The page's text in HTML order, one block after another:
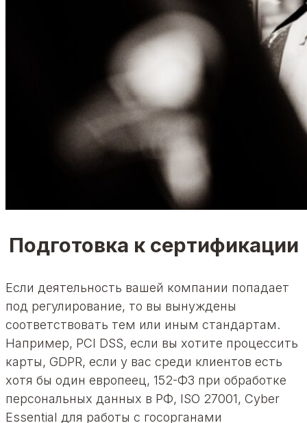
Подготовка к сертификации
Если деятельность вашей компании попадает
под регулирование, то вы вынуждены
соответствовать тем или иным стандартам.
Например, PCI DSS, если вы хотите процессить
карты, GDPR, если у вас среди клиентов есть
хотя бы один европеец, 152-ФЗ при обработке
персональных данных в РФ, ISO 27001, Cyber
Essential для работы с госорганами